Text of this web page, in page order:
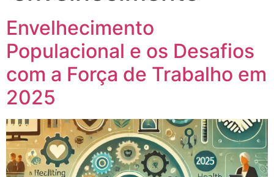
Envelhecimento
Populacional e os Desafios
com a Força de Trabalho em
2025